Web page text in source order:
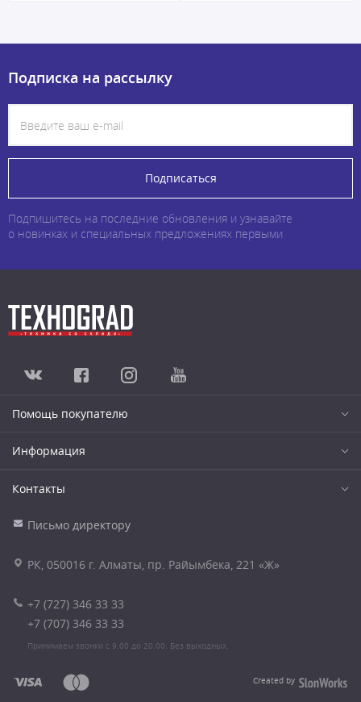
Подписка на рассылку
Подписаться
Подпишитесь на последние обновления и узнавайте
о новинках и специальных предложениях первыми
Помощь покупателю
Информация
Контакты
Письмо директору
РК, 050016 г. Алматы, пр. Райымбека, 221 «Ж»
+7 (727) 346 33 33
+7 (707) 346 33 33
Принимаем звонки с 9.00 до 20.00. Без выходных.
Created by